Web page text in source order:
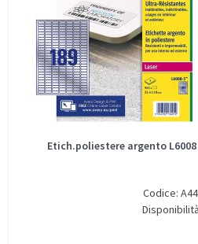
Etich.poliestere argento
Codice: